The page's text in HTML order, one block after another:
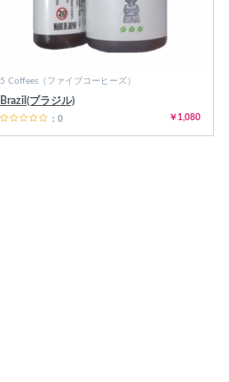
5 Coffees（ファイブコーヒーズ）
Brazil(ブラジル)
：0 ￥1,080